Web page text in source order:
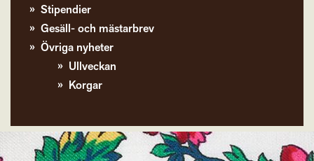
Stipendier
Gesäll- och mästarbrev
Övriga nyheter
Ullveckan
Korgar